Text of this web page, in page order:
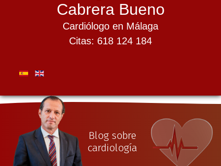
Cabrera Bueno
Cardiólogo en Málaga
Citas: 618 124 184
Blog sobre
cardiología